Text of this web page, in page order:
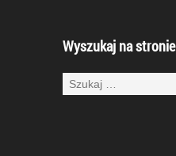
Wyszukaj na stronie